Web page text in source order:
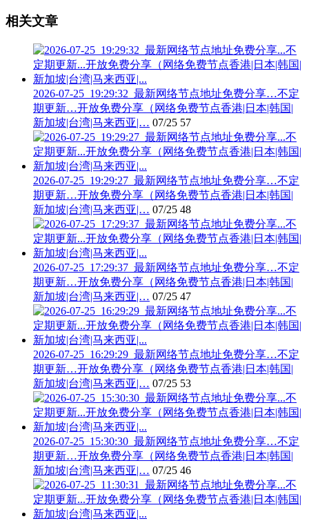
相关文章
2026-07-25_19:29:32_最新网络节点地址免费分享…不定
期更新…开放免费分享（网络免费节点香港|日本|韩国|
新加坡|台湾|马来西亚|… 07/25 57
2026-07-25_19:29:27_最新网络节点地址免费分享…不定
期更新…开放免费分享（网络免费节点香港|日本|韩国|
新加坡|台湾|马来西亚|… 07/25 48
2026-07-25_17:29:37_最新网络节点地址免费分享…不定
期更新…开放免费分享（网络免费节点香港|日本|韩国|
新加坡|台湾|马来西亚|… 07/25 47
2026-07-25_16:29:29_最新网络节点地址免费分享…不定
期更新…开放免费分享（网络免费节点香港|日本|韩国|
新加坡|台湾|马来西亚|… 07/25 53
2026-07-25_15:30:30_最新网络节点地址免费分享…不定
期更新…开放免费分享（网络免费节点香港|日本|韩国|
新加坡|台湾|马来西亚|… 07/25 46